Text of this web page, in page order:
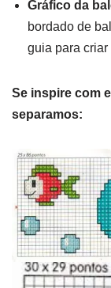
Gráfico da
bordado de
guia para
Se inspire com
separamos: